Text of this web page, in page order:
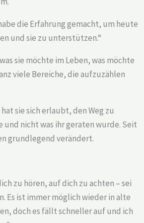
die Erfahrung gemacht, um heute
und sie zu unterstützen.“
sie möchte im Leben, was möchte
viele Bereiche, die aufzuzählen
sie sich erlaubt, den Weg zu
und nicht was ihr geraten wurde. Seit
grundlegend verändert.
zu hören, auf dich zu achten – sei
Es ist immer möglich wieder in alte
doch es fällt schneller auf und ich